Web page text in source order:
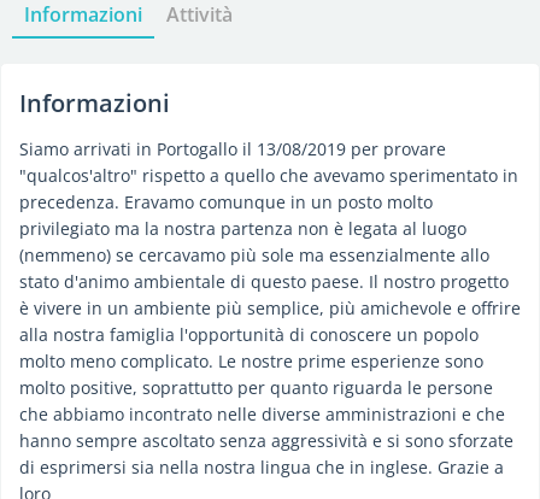
Informazioni Attività
Informazioni
Siamo arrivati ​​in Portogallo il 13/08/2019 per provare
"qualcos'altro" rispetto a quello che avevamo sperimentato in
precedenza. Eravamo comunque in un posto molto
privilegiato ma la nostra partenza non è legata al luogo
(nemmeno) se cercavamo più sole ma essenzialmente allo
stato d'animo ambientale di questo paese. Il nostro progetto
è vivere in un ambiente più semplice, più amichevole e offrire
alla nostra famiglia l'opportunità di conoscere un popolo
molto meno complicato. Le nostre prime esperienze sono
molto positive, soprattutto per quanto riguarda le persone
che abbiamo incontrato nelle diverse amministrazioni e che
hanno sempre ascoltato senza aggressività e si sono sforzate
di esprimersi sia nella nostra lingua che in inglese. Grazie a
loro